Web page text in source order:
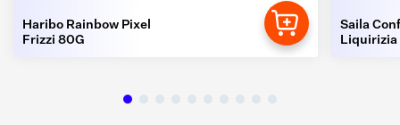
Haribo Rainbow Pixel
Frizzi 80G
Saila
Liquirizia